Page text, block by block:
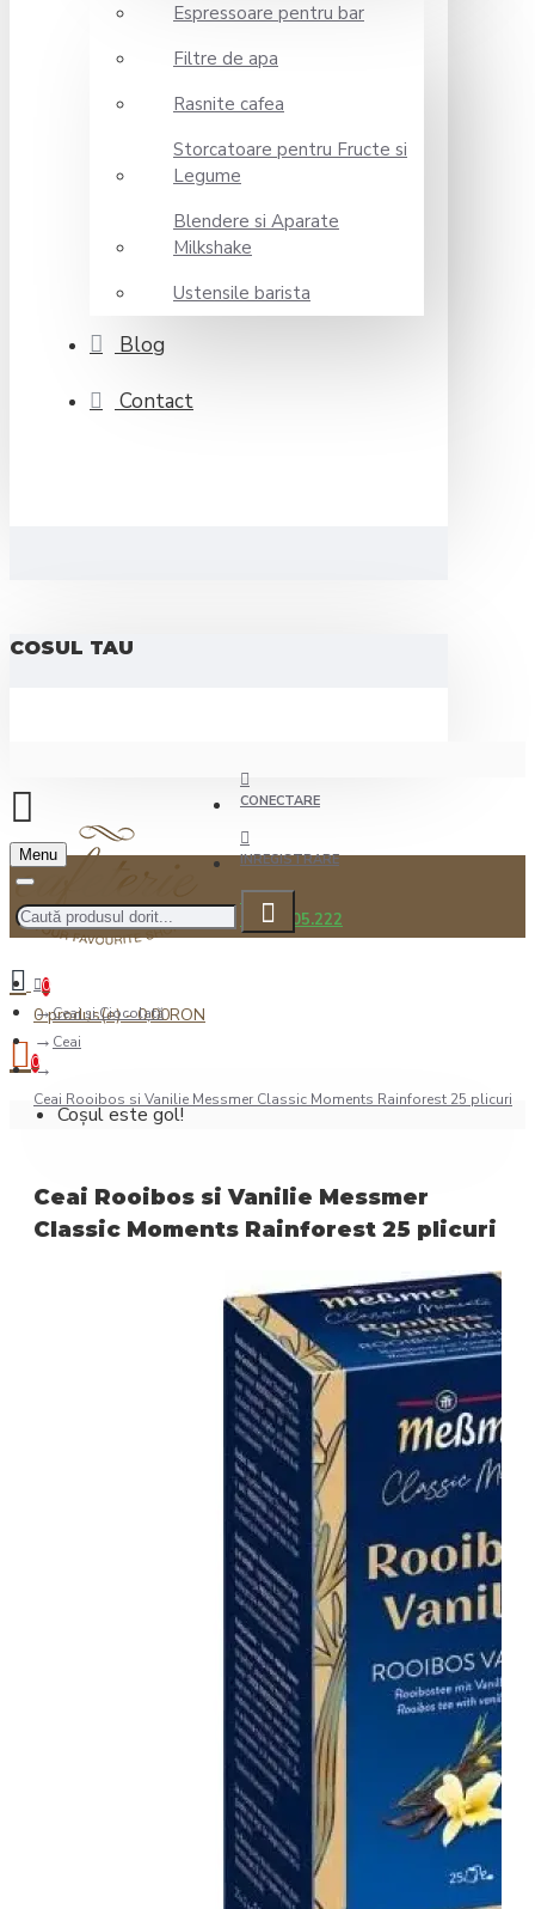
Espressoare pentru bar
Filtre de apa
Rasnite cafea
Storcatoare pentru Fructe si
Legume
Blendere si Aparate
Milkshake
Ustensile barista
Blog
Contact
COSUL TAU
CONECTARE
INREGISTRARE
0722.505.222
Menu
0
0 produs(e) - 0,00RON
0
Coșul este gol!
Ceai şi Ciocolată
Ceai
Ceai Rooibos si Vanilie Messmer Classic Moments Rainforest 25 plicuri
Ceai Rooibos si Vanilie Messmer
Classic Moments Rainforest 25 plicuri